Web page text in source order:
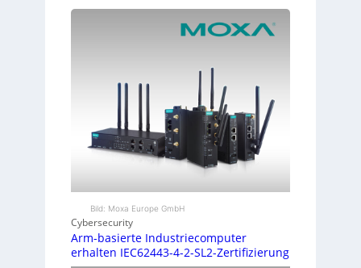
Bild: Moxa Europe GmbH
Cybersecurity
Arm-basierte Industriecomputer
erhalten IEC62443-4-2-SL2-Zertifizierung